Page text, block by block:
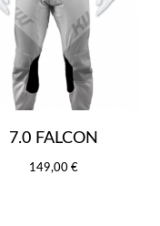
7.0 FALCON
149,00 €